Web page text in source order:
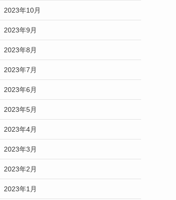
2023年10月
2023年9月
2023年8月
2023年7月
2023年6月
2023年5月
2023年4月
2023年3月
2023年2月
2023年1月